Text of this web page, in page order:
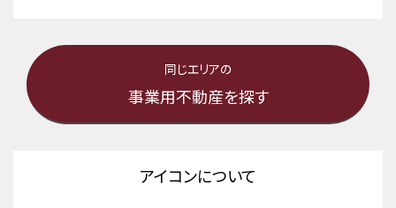
同じエリアの
事業用不動産を探す
アイコンについて